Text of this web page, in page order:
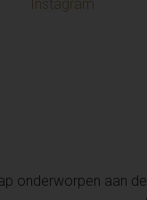
Instagram
onderworpen aan de